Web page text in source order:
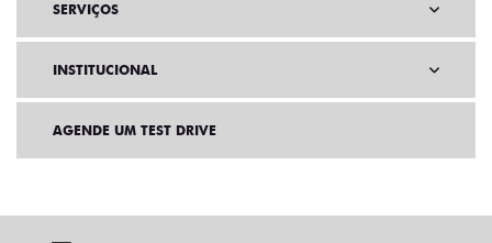
SERVIÇOS
INSTITUCIONAL
AGENDE UM TEST DRIVE